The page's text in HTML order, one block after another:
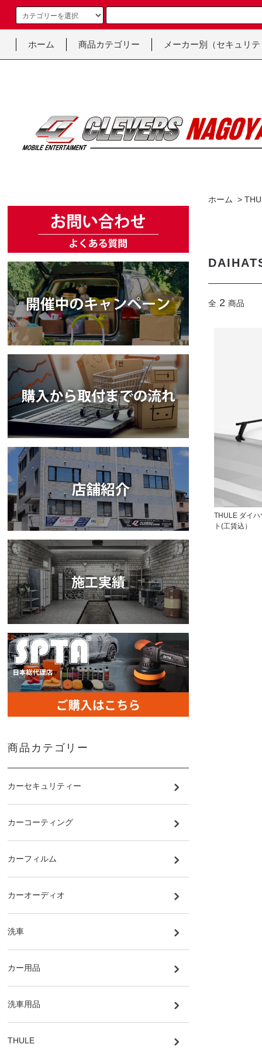
ホーム 商品カテゴリー メーカー別（セキュリ
ホーム >
全 2 商品
THULE ダイ
ト(工賃込）
商品カテゴリー
カーセキュリティー
カーコーティング
カーフィルム
カーオーディオ
洗車
カー用品
洗車用品
THULE